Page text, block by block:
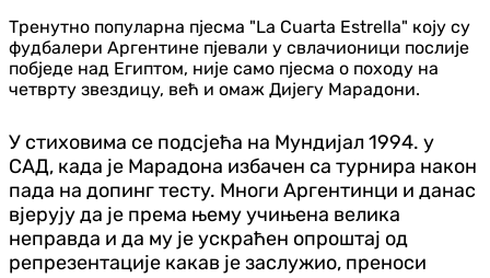
Тренутно популарна пјесма "La Cuarta Estrella" коју су
фудбалери Аргентине пјевали у свлачионици послије
побједе над Египтом, није само пјесма о походу на
четврту звездицу, већ и омаж Дијегу Марадони.
У стиховима се подсјећа на Мундијал 1994. у
САД, када је Марадона избачен са турнира након
пада на допинг тесту. Многи Аргентинци и данас
вјерују да је према њему учињена велика
неправда и да му је ускраћен опроштај од
репрезентације какав је заслужио, преноси